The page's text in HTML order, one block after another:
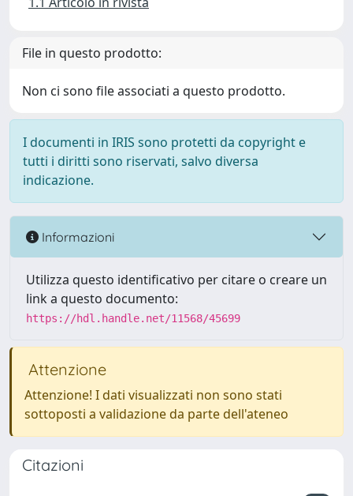
File in questo prodotto:
Non ci sono file associati a questo prodotto.
I documenti in IRIS sono protetti da copyright e
tutti i diritti sono riservati, salvo diversa
indicazione.
Informazioni
Utilizza questo identificativo per citare o creare un
link a questo documento:
https://hdl.handle.net/11568/45699
Attenzione
Attenzione! I dati visualizzati non sono stati
sottoposti a validazione da parte dell'ateneo
Citazioni